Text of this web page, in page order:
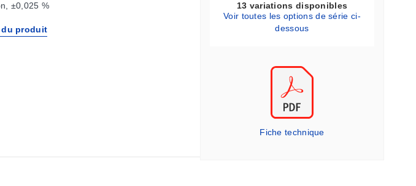
±0,025 %
du produit
13 variations disponibles
Voir toutes les options de série ci-
dessous
Fiche technique